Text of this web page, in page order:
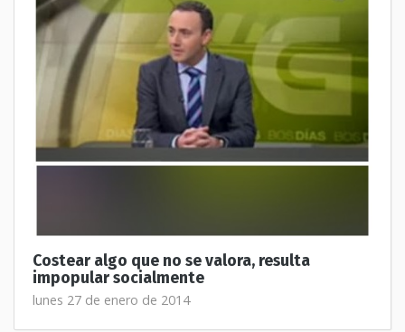
Costear algo que no se valora, resulta
impopular socialmente
lunes 27 de enero de 2014